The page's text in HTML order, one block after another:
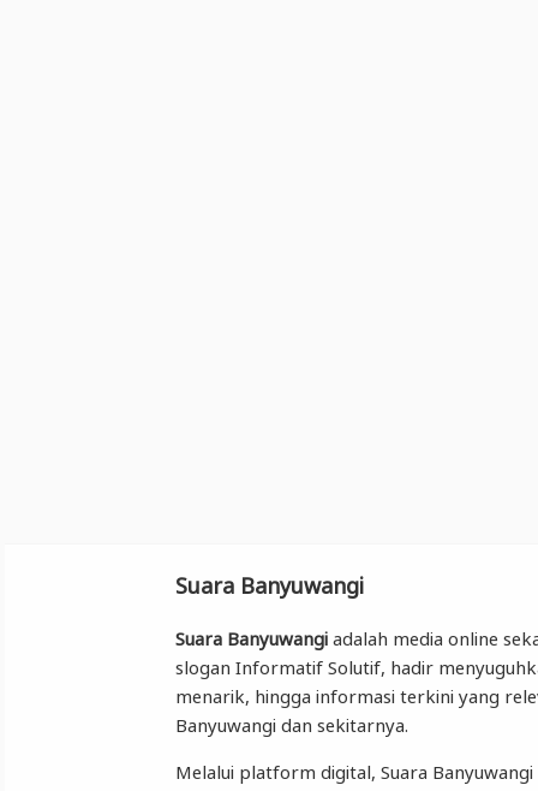
Suara Banyuwangi
Suara Banyuwangiadalah media online
slogan Informatif Solutif, hadir
menarik, hingga informasi terkini yang
Banyuwangi dan sekitarnya.
Melalui platform digital, Suara